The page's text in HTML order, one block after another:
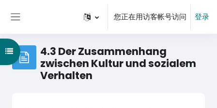
您正在用访客帐号访问 登录
4.3 Der Zusammenhang
zwischen Kultur und sozialem
Verhalten
打开课程索引